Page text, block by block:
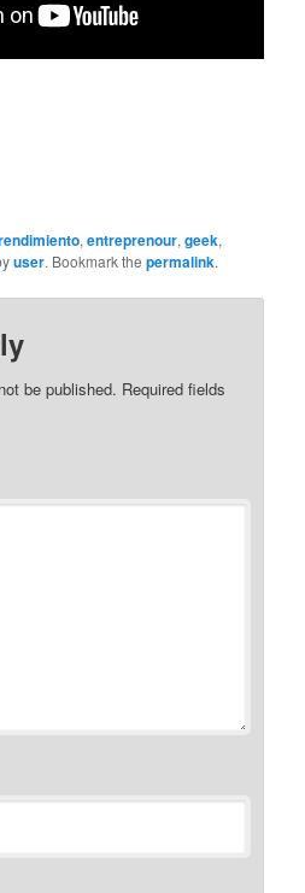
,entreprenour,geek,
user. Bookmark thepermalink.
be published. Required fields